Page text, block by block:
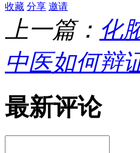
收藏 分享 邀请
上一篇： 化
中医如何辩
最新评论